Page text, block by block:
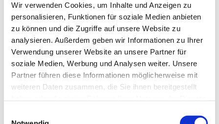
Wir verwenden Cookies, um Inhalte und Anzeigen zu
personalisieren, Funktionen für soziale Medien anbieten
zu können und die Zugriffe auf unsere Website zu
analysieren. Außerdem geben wir Informationen zu Ihrer
Verwendung unserer Website an unsere Partner für
soziale Medien, Werbung und Analysen weiter. Unsere
Partner führen diese Informationen möglicherweise mit
weiteren Daten zusammen, die Sie ihnen bereitgestellt
Winterurlaub Garmisch. Direkt unter der Zugspitze
gelegen. Ein wahres Paradies für Winterbegeisterte.
Wintersportfans. Die ihre Auszeit in vollen Zügen
genießen möchten. Rund um den Staudacherhof
gibt es zahlreiche Möglichkeiten. Um den Winter so
richtig auszunutzen.